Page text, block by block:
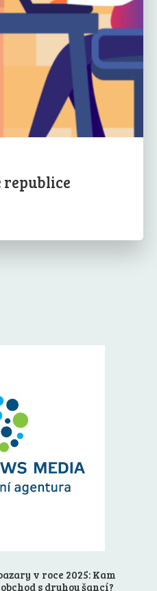
republice
v roce 2025: Kam
s druhou šancí?